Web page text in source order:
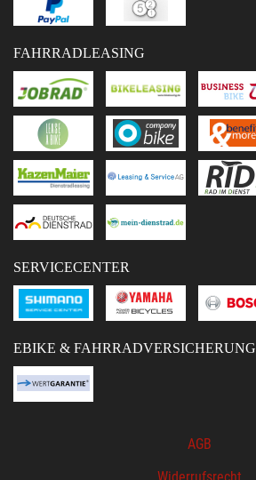
FAHRRADLEASING
SERVICECENTER
EBIKE & FAHRRADVERSICHERUNG
AGB